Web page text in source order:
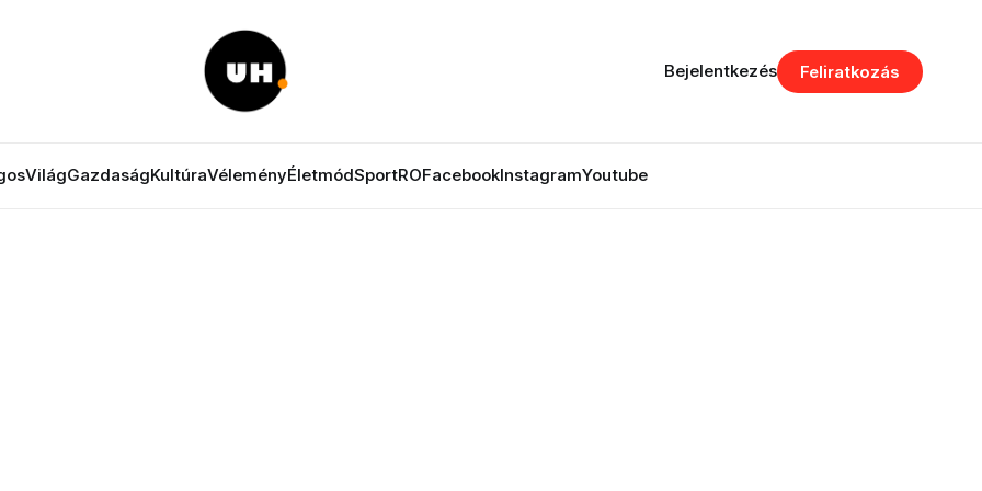
VilágGazdaságKultúraVéleményÉletmódSportROFacebookInstagramYoutube
Bejelentkezés Feliratkozás